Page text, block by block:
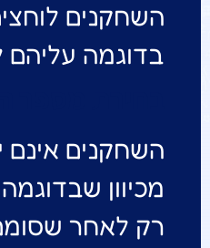
השחקנים
בדוגמה עליהם
השחקנים
מכיוון
רק לאחר